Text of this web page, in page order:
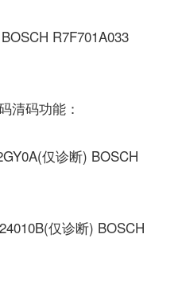
R7F701A033
清码功能：
仅诊断) BOSCH
仅诊断) BOSCH